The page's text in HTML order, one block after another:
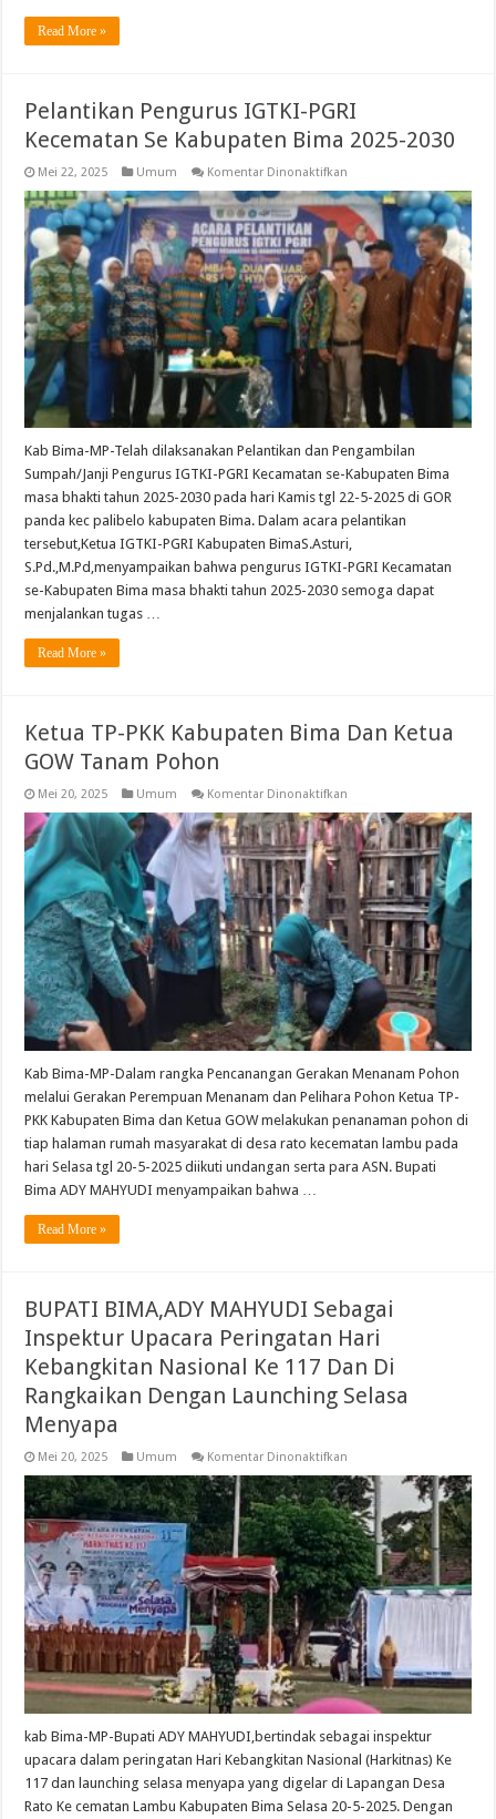
Read More »
Pelantikan Pengurus IGTKI-PGRI
Kecematan Se Kabupaten Bima 2025-2030
Mei 22, 2025 Umum Komentar Dinonaktifkan
Pengurus
IGTKI-
PGRI
Kecematan
Se
Kabupaten
Bima
2025-
2030
Kab Bima-MP-Telah dilaksanakan Pelantikan dan Pengambilan
Sumpah/Janji Pengurus IGTKI-PGRI Kecamatan se-Kabupaten Bima
masa bhakti tahun 2025-2030 pada hari Kamis tgl 22-5-2025 di GOR
panda kec palibelo kabupaten Bima. Dalam acara pelantikan
tersebut,Ketua IGTKI-PGRI Kabupaten BimaS.Asturi,
S.Pd.,M.Pd,menyampaikan bahwa pengurus IGTKI-PGRI Kecamatan
se-Kabupaten Bima masa bhakti tahun 2025-2030 semoga dapat
menjalankan tugas …
Read More »
Ketua TP-PKK Kabupaten Bima Dan Ketua
GOW Tanam Pohon
Mei 20, 2025 Umum Komentar Dinonaktifkan
TP-
PKK
Kabupaten
Bima
Dan
Ketua
GOW
Tanam
Pohon
Kab Bima-MP-Dalam rangka Pencanangan Gerakan Menanam Pohon
melalui Gerakan Perempuan Menanam dan Pelihara Pohon Ketua TP-
PKK Kabupaten Bima dan Ketua GOW melakukan penanaman pohon di
tiap halaman rumah masyarakat di desa rato kecematan lambu pada
hari Selasa tgl 20-5-2025 diikuti undangan serta para ASN. Bupati
Bima ADY MAHYUDI menyampaikan bahwa …
Read More »
BUPATI BIMA,ADY MAHYUDI Sebagai
Inspektur Upacara Peringatan Hari
Kebangkitan Nasional Ke 117 Dan Di
Rangkaikan Dengan Launching Selasa
Menyapa
Mei 20, 2025 Umum Komentar Dinonaktifkan
BIMA,ADY
MAHYUDI
Sebagai
Inspektur
Upacara
Peringatan
Hari
Kebangkitan
Nasional
Ke
117
Dan
Di
Rangkaikan
Dengan
Launching
Selasa
Menyapa
kab Bima-MP-Bupati ADY MAHYUDI,bertindak sebagai inspektur
upacara dalam peringatan Hari Kebangkitan Nasional (Harkitnas) Ke
117 dan launching selasa menyapa yang digelar di Lapangan Desa
Rato Ke cematan Lambu Kabupaten Bima Selasa 20-5-2025. Dengan